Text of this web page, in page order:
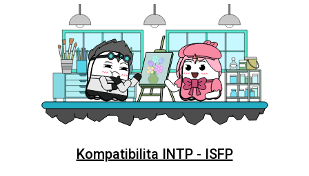
Kompatibilita INTP - ISFP